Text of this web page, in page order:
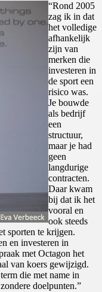
“Rond 2005
zag ik in dat
het volledige
afhankelijk
zijn van
merken die
investeren in
de sport een
risico was.
Je bouwde
als bedrijf
een
structuur,
maar je had
geen
langdurige
contracten.
Daar kwam
bij dat ik het
vooral en
ook steeds
sporten te krijgen.
en investeren in
met Octagon het
van koers gewijzigd.
die met name in
doelpunten.”